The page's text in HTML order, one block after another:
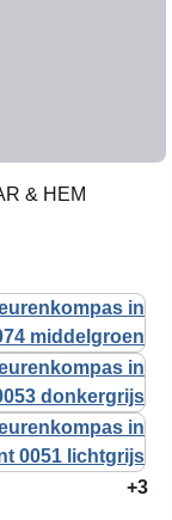
& HEM
+3